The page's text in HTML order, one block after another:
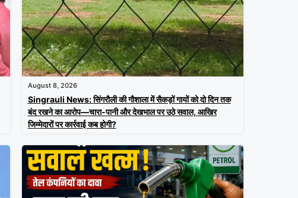
August 8, 2026
Singrauli News: सिंगरौली की गौशाला में सैकड़ों गायों को दो दिन तक
बंद रखने का आरोप—चारा-पानी और देखभाल पर उठे सवाल, आखिर
जिम्मेदारों पर कार्रवाई कब होगी?